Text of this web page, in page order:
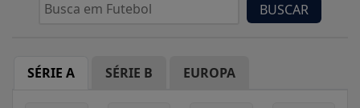
BUSCAR
SÉRIE A SÉRIE B EUROPA